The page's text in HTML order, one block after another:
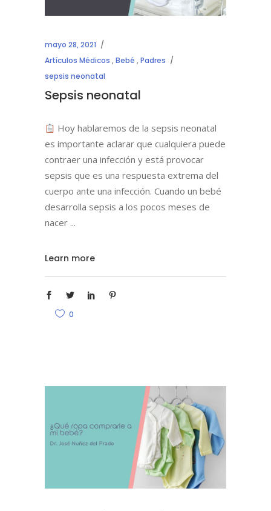
mayo 28, 2021
Artículos Médicos ,Bebé ,Padres
sepsis neonatal
Sepsis neonatal
Hoy hablaremos de la sepsis neonatal
es importante aclarar que cualquiera puede
contraer una infección y está provocar
sepsis que es una respuesta extrema del
cuerpo ante una infección. Cuando un bebé
desarrolla sepsis a los pocos meses de
nacer
Learn more
0